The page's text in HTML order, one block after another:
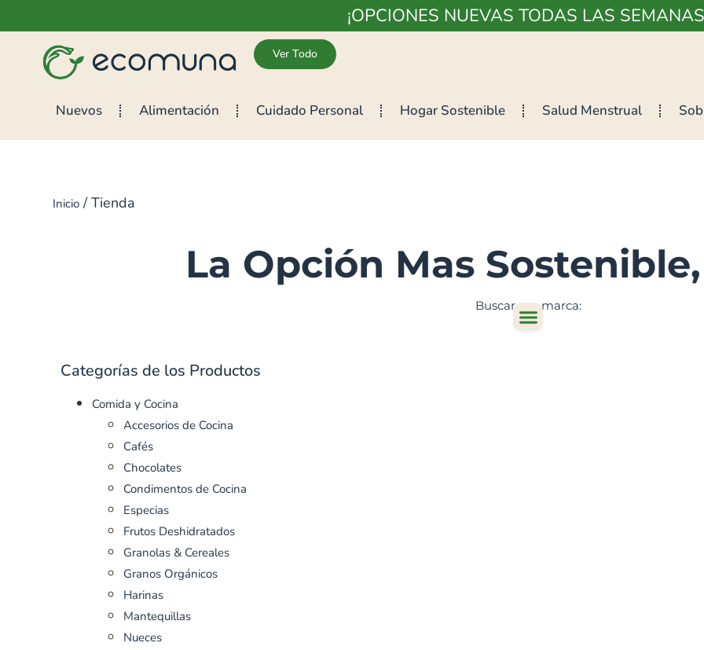
¡OPCIONES NUEVAS TODAS LAS
Ver Todo
Nuevos Alimentación Cuidado Personal Hogar Sostenible Salud Menstrual
Inicio / Tienda
La Opción Mas Sostenible,
Buscar por marca:
Categorías de los Productos
Comida y Cocina
Accesorios de Cocina
Cafés
Chocolates
Condimentos de Cocina
Especias
Frutos Deshidratados
Granolas & Cereales
Granos Orgánicos
Harinas
Mantequillas
Nueces